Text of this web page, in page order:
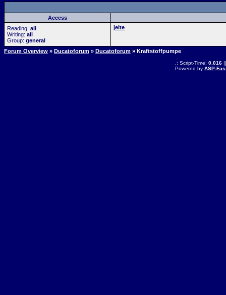
Access
Reading: all
Writing: all
Group: general
jelte
Forum Overview » Ducatoforum » Ducatoforum » Kraftstoffpumpe
.: Script-Time: 0.016||
Powered by ASP-